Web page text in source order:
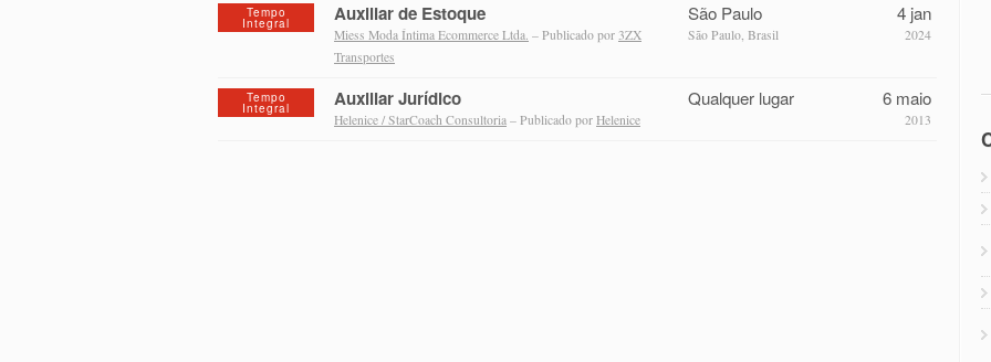
Tempo
Integral Auxiliar de Estoque
Miess Moda Íntima Ecommerce Ltda. – Publicado por 3ZX
Transportes
São Paulo
São Paulo, Brasil
4 jan
2024
Tempo
Integral Auxiliar Jurídico
Helenice / StarCoach Consultoria – Publicado por Helenice
Qualquer lugar 6 maio
2013